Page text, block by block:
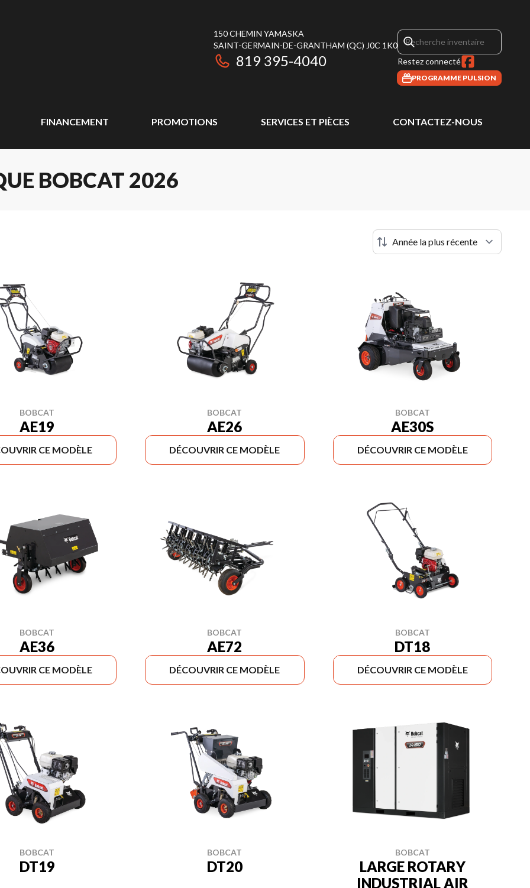
150 CHEMIN YAMASKA
SAINT-GERMAIN-DE-GRANTHAM (QC) J0C 1K0
819 395-4040 Restez connecté
PROGRAMME PULSION
FINANCEMENT PROMOTIONS SERVICES ET PIÈCES CONTACTEZ-NOUS
BOBCAT 2026
BOBCAT
AE19
CE MODÈLE
BOBCAT
AE26
DÉCOUVRIR CE MODÈLE
BOBCAT
AE30S
DÉCOUVRIR CE MODÈLE
BOBCAT
AE36
CE MODÈLE
BOBCAT
AE72
DÉCOUVRIR CE MODÈLE
BOBCAT
DT18
DÉCOUVRIR CE MODÈLE
BOBCAT
DT19
BOBCAT
DT20
BOBCAT
LARGE ROTARY
INDUSTRIAL AIR